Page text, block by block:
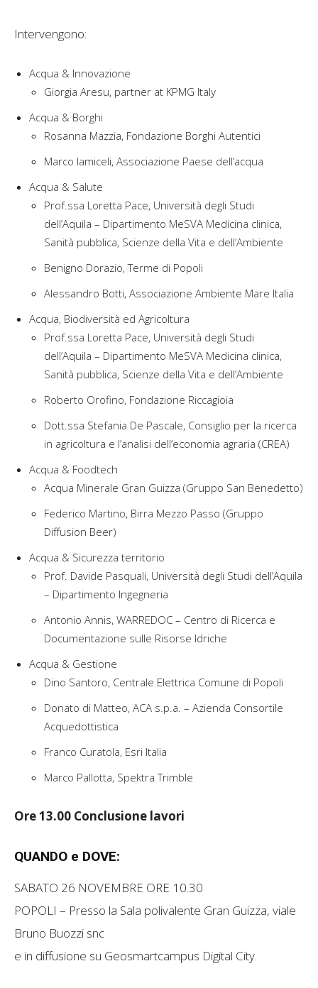
Intervengono:
Acqua & Innovazione
Giorgia Aresu, partner at KPMG Italy
Acqua & Borghi
Rosanna Mazzia, Fondazione Borghi Autentici
Marco Iamiceli, Associazione Paese dell’acqua
Acqua & Salute
Prof.ssa Loretta Pace, Università degli Studi
dell’Aquila – Dipartimento MeSVA Medicina clinica,
Sanità pubblica, Scienze della Vita e dell’Ambiente
Benigno Dorazio, Terme di Popoli
Alessandro Botti, Associazione Ambiente Mare Italia
Acqua, Biodiversità ed Agricoltura
Prof.ssa Loretta Pace, Università degli Studi
dell’Aquila – Dipartimento MeSVA Medicina clinica,
Sanità pubblica, Scienze della Vita e dell’Ambiente
Roberto Orofino, Fondazione Riccagioia
Dott.ssa Stefania De Pascale, Consiglio per la ricerca
in agricoltura e l’analisi dell’economia agraria (CREA)
Acqua & Foodtech
Acqua Minerale Gran Guizza (Gruppo San Benedetto)
Federico Martino, Birra Mezzo Passo (Gruppo
Diffusion Beer)
Acqua & Sicurezza territorio
Prof. Davide Pasquali, Università degli Studi dell’Aquila
– Dipartimento Ingegneria
Antonio Annis, WARREDOC – Centro di Ricerca e
Documentazione sulle Risorse Idriche
Acqua & Gestione
Dino Santoro, Centrale Elettrica Comune di Popoli
Donato di Matteo, ACA s.p.a. – Azienda Consortile
Acquedottistica
Franco Curatola, Esri Italia
Marco Pallotta, Spektra Trimble
Ore 13.00 Conclusione lavori
QUANDO e DOVE:
SABATO 26 NOVEMBRE ORE 10.30
POPOLI – Presso la Sala polivalente Gran Guizza, viale
Bruno Buozzi snc
e in diffusione su Geosmartcampus Digital City.